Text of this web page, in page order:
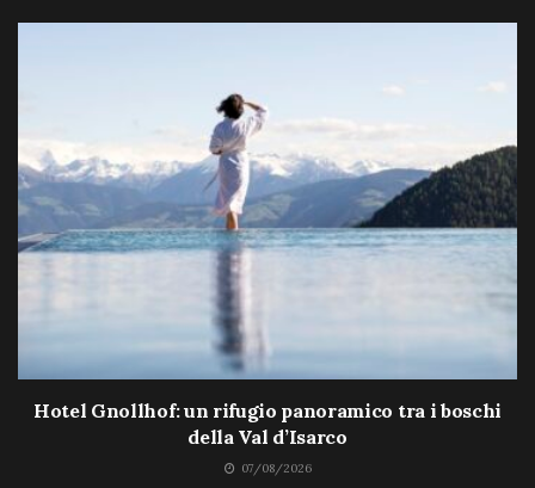
Hotel Gnollhof: un rifugio panoramico tra i boschi
della Val d’Isarco
07/08/2026